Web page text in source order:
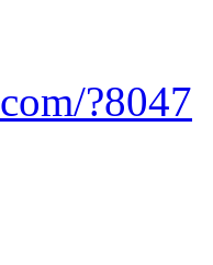
?8047